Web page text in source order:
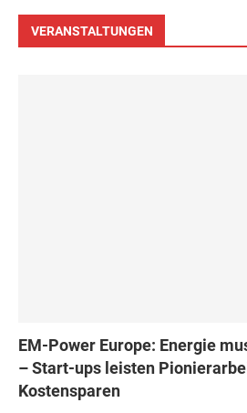
VERANSTALTUNGEN
EM-Power Europe: Energie
– Start-ups leisten
Kostensparen